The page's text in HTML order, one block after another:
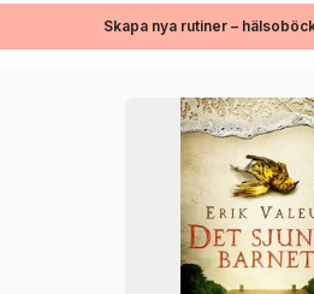
Skapa nya rutiner –